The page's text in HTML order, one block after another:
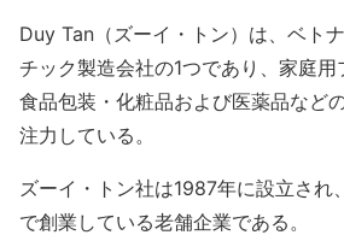
Duy Tan（ズーイ・トン）は、ベト
チック製造会社の1つであり、家庭用
食品包装・化粧品および医薬品など
注力している。
ズーイ・トン社は1987年に設立され
で創業している老舗企業である。